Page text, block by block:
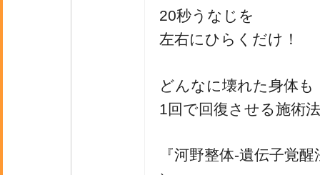
20秒うなじを
左右にひらくだけ！
どんなに壊れた身体も
1回で回復させる施術法
『河野整体-遺伝子覚醒